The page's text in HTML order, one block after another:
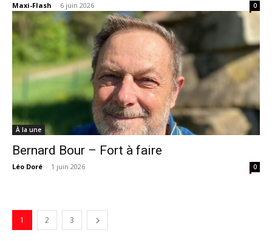
Maxi-Flash - 6 juin 2026 0
À la une
Bernard Bour – Fort à faire
Léo Doré - 1 juin 2026 0
1 2 3